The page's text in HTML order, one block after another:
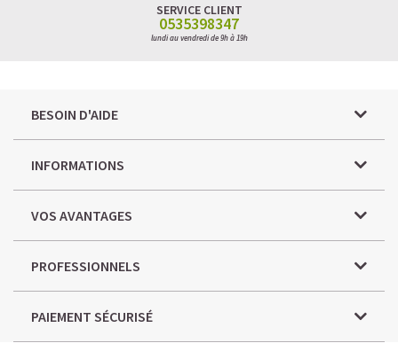
SERVICE CLIENT
0535398347
lundi au vendredi de 9h à 19h
BESOIN D'AIDE
INFORMATIONS
VOS AVANTAGES
PROFESSIONNELS
PAIEMENT SÉCURISÉ